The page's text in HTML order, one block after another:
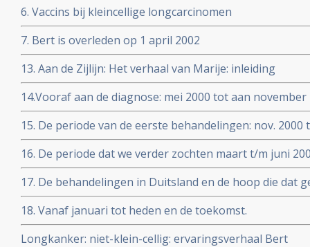
6. Vaccins bij kleincellige longcarcinomen
7. Bert is overleden op 1 april 2002
13. Aan de Zijlijn: Het verhaal van Marije: inleiding
14.Vooraf aan de diagnose: mei 2000 tot aan november
15. De periode van de eerste behandelingen: nov. 2000
16. De periode dat we verder zochten maart t/m juni
17. De behandelingen in Duitsland en de hoop die dat
18. Vanaf januari tot heden en de toekomst.
Longkanker: niet-klein-cellig: ervaringsverhaal Bert